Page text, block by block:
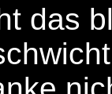
das